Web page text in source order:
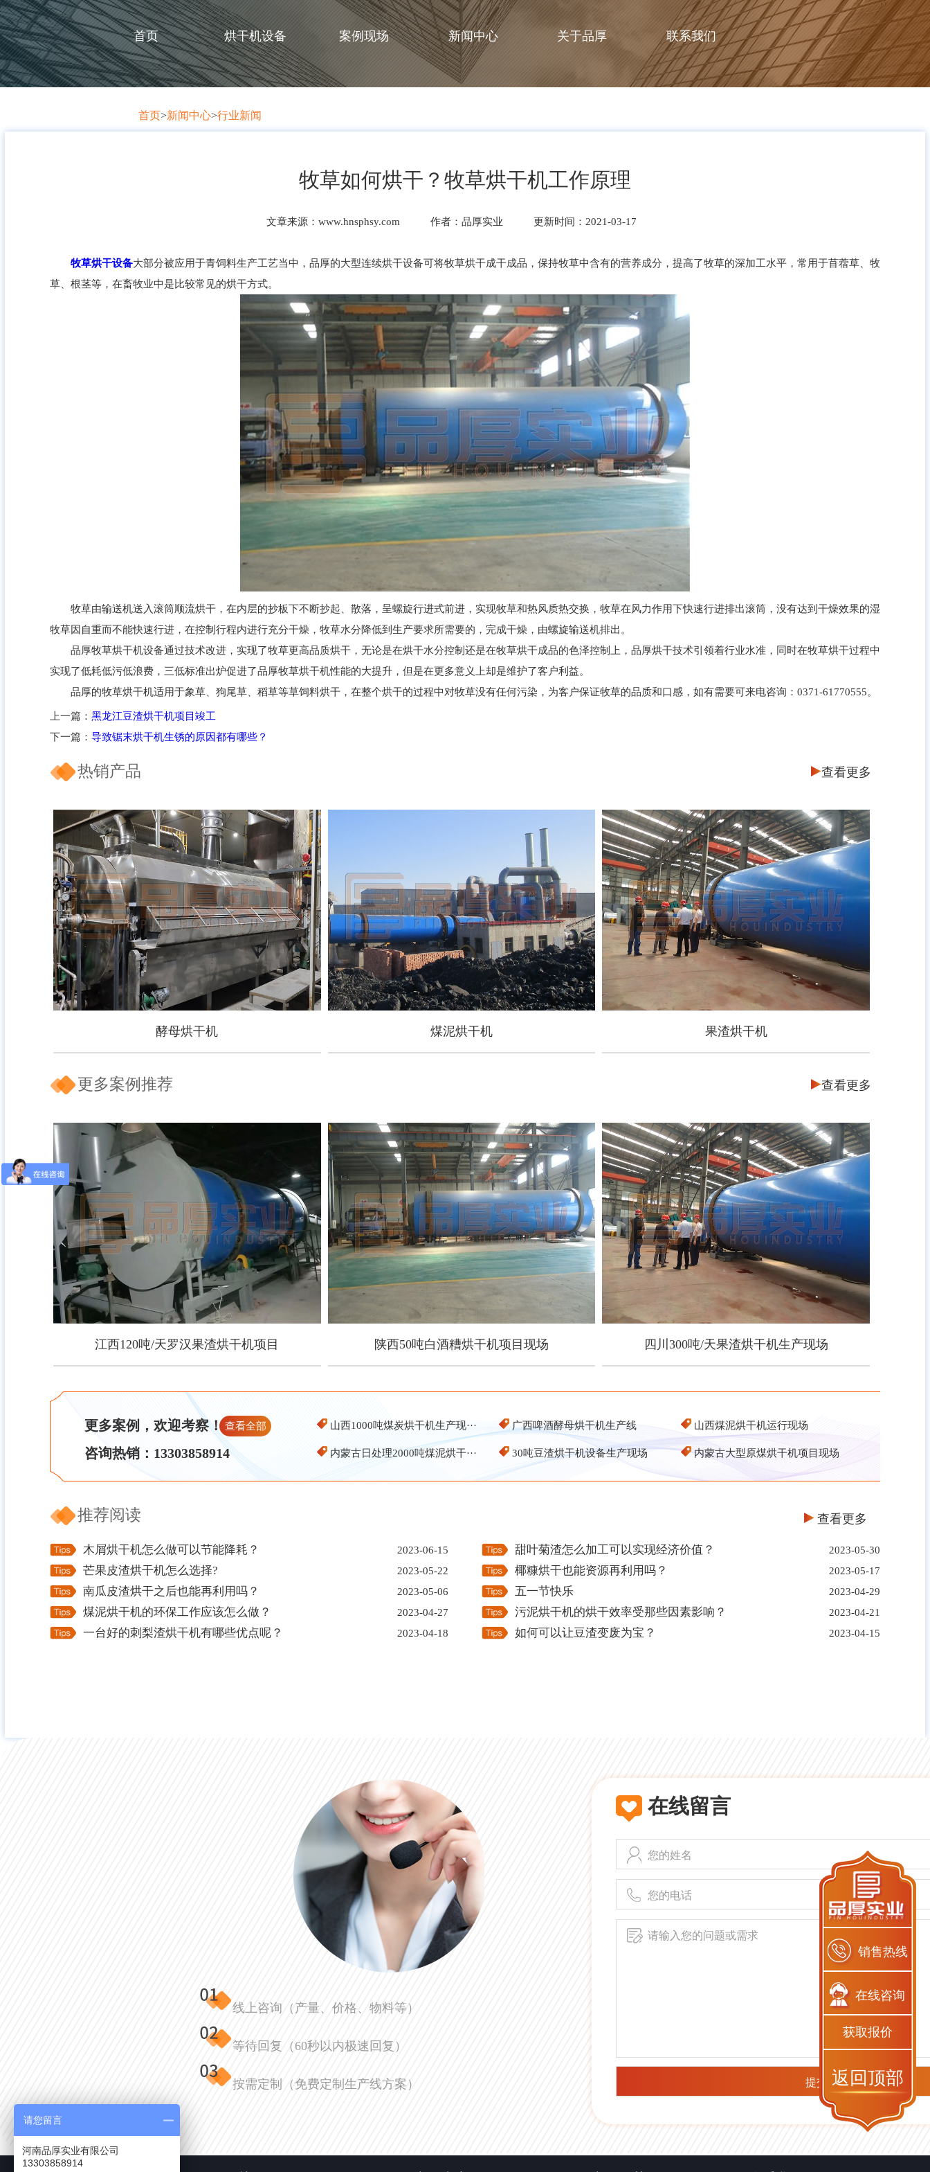
首页 烘干机设备 案例现场 新闻中心 关于品厚 联系我们
首页>新闻中心>行业新闻
牧草如何烘干？牧草烘干机工作原理
文章来源：www.hnsphsy.com 作者：品厚实业 更新时间：2021-03-17
牧草烘干设备大部分被应用于青饲料生产工艺当中，品厚的大型连续烘干设备可将牧草烘干成干成品，保持牧草中含有的营养成分，提高了牧草的深加工水平，常用于苜蓿草、牧
草、根茎等，在畜牧业中是比较常见的烘干方式。
牧草由输送机送入滚筒顺流烘干，在内层的抄板下不断抄起、散落，呈螺旋行进式前进，实现牧草和热风质热交换，牧草在风力作用下快速行进排出滚筒，没有达到干燥效果的湿
牧草因自重而不能快速行进，在控制行程内进行充分干燥，牧草水分降低到生产要求所需要的，完成干燥，由螺旋输送机排出。
品厚牧草烘干机设备通过技术改进，实现了牧草更高品质烘干，无论是在烘干水分控制还是在牧草烘干成品的色泽控制上，品厚烘干技术引领着行业水准，同时在牧草烘干过程中
实现了低耗低污低浪费，三低标准出炉促进了品厚牧草烘干机性能的大提升，但是在更多意义上却是维护了客户利益。
品厚的牧草烘干机适用于象草、狗尾草、稻草等草饲料烘干，在整个烘干的过程中对牧草没有任何污染，为客户保证牧草的品质和口感，如有需要可来电咨询：0371-61770555。
上一篇： 黑龙江豆渣烘干机项目竣工
下一篇： 导致锯末烘干机生锈的原因都有哪些？
热销产品 查看更多
酵母烘干机
酵母烘干机 煤泥烘干机 果渣烘干机
更多案例推荐 查看更多
江西120吨/天罗汉果渣烘干机项目
江西120吨/天罗汉果渣烘干机项目 陕西50吨白酒糟烘干机项目现场 四川300吨/天果渣烘干机生产现场
更多案例，欢迎考察！ 查看全部
咨询热销：13303858914
山西1000吨煤炭烘干机生产现··· 广西啤酒酵母烘干机生产线 山西煤泥烘干机运行现场
内蒙古日处理2000吨煤泥烘干··· 30吨豆渣烘干机设备生产现场 内蒙古大型原煤烘干机项目现场
推荐阅读
木屑烘干机怎么做可以节能降耗？ 2023-06-15 甜叶菊渣怎么加工可以实现经济价值？ 2023-05-30
芒果皮渣烘干机怎么选择? 2023-05-22 椰糠烘干也能资源再利用吗？ 2023-05-17
南瓜皮渣烘干之后也能再利用吗？ 2023-05-06 五一节快乐 2023-04-29
煤泥烘干机的环保工作应该怎么做？ 2023-04-27 污泥烘干机的烘干效率受那些因素影响？ 2023-04-21
一台好的刺梨渣烘干机有哪些优点呢？ 2023-04-18 如何可以让豆渣变废为宝？ 2023-04-15
查看更多
线上咨询（产量、价格、物料等）
等待回复（60秒以内极速回复）
按需定制（免费定制生产线方案）
在线留言
销售热线
在线咨询
获取报价
返回顶部
请您留言
河南品厚实业有限公司
13303858914